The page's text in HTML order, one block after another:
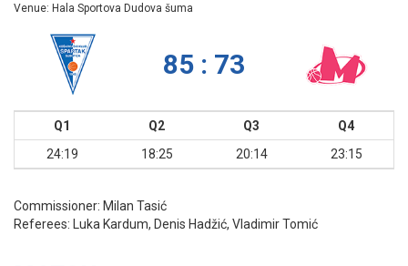
Venue: Hala Sportova Dudova šuma
85 : 73
Q1 Q2 Q3
Q4
24:19
18:25 20:14 23:15
Commissioner: Milan Tasić
Referees:
Luka Kardum, Denis Hadžić, Vladimir Tomić